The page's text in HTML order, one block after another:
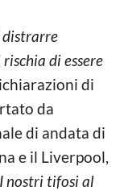
distrarre
rischia di essere
di
da
di andata di
e il Liverpool,
I nostri tifosi al